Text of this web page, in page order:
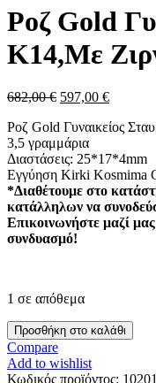
215,00 €.
τιμή
είναι:
Ροζ Gold
Κ14,Με
682,00€ Original
was:
682,00 €.
597,00 €Η
τιμή
597,00 €.
Ροζ Gold Γυναικείος
3,5 γραμμάρια
Διαστάσεις: 25*17*4mm
Εγγύηση Kirki Kosmima
*Διαθέτουμε στο
κατάλληλων να
Επικοινωνήστε μαζί
συνδυασμό!
1 σε απόθεμα
Ροζ
Gold
Γυναικείος
Σταυρός
Προσθήκη στο καλάθι
Compare
Add to wishlist
Κωδικός προϊόντος: